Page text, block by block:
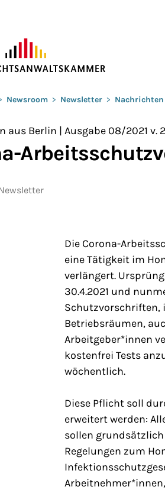
hier:
Newsroom > Newsletter >
aus Berlin | Ausgabe 08/2021 v.
Die Corona-
eine Tätigkeit im
verlängert.
30.4.2021 und
Schutzvorschriften,
Betriebsräumen,
Arbeitgeber*innen
kostenfrei Tests
wöchentlich.
Diese Pflicht soll
erweitert werden:
sollen
Regelungen zum